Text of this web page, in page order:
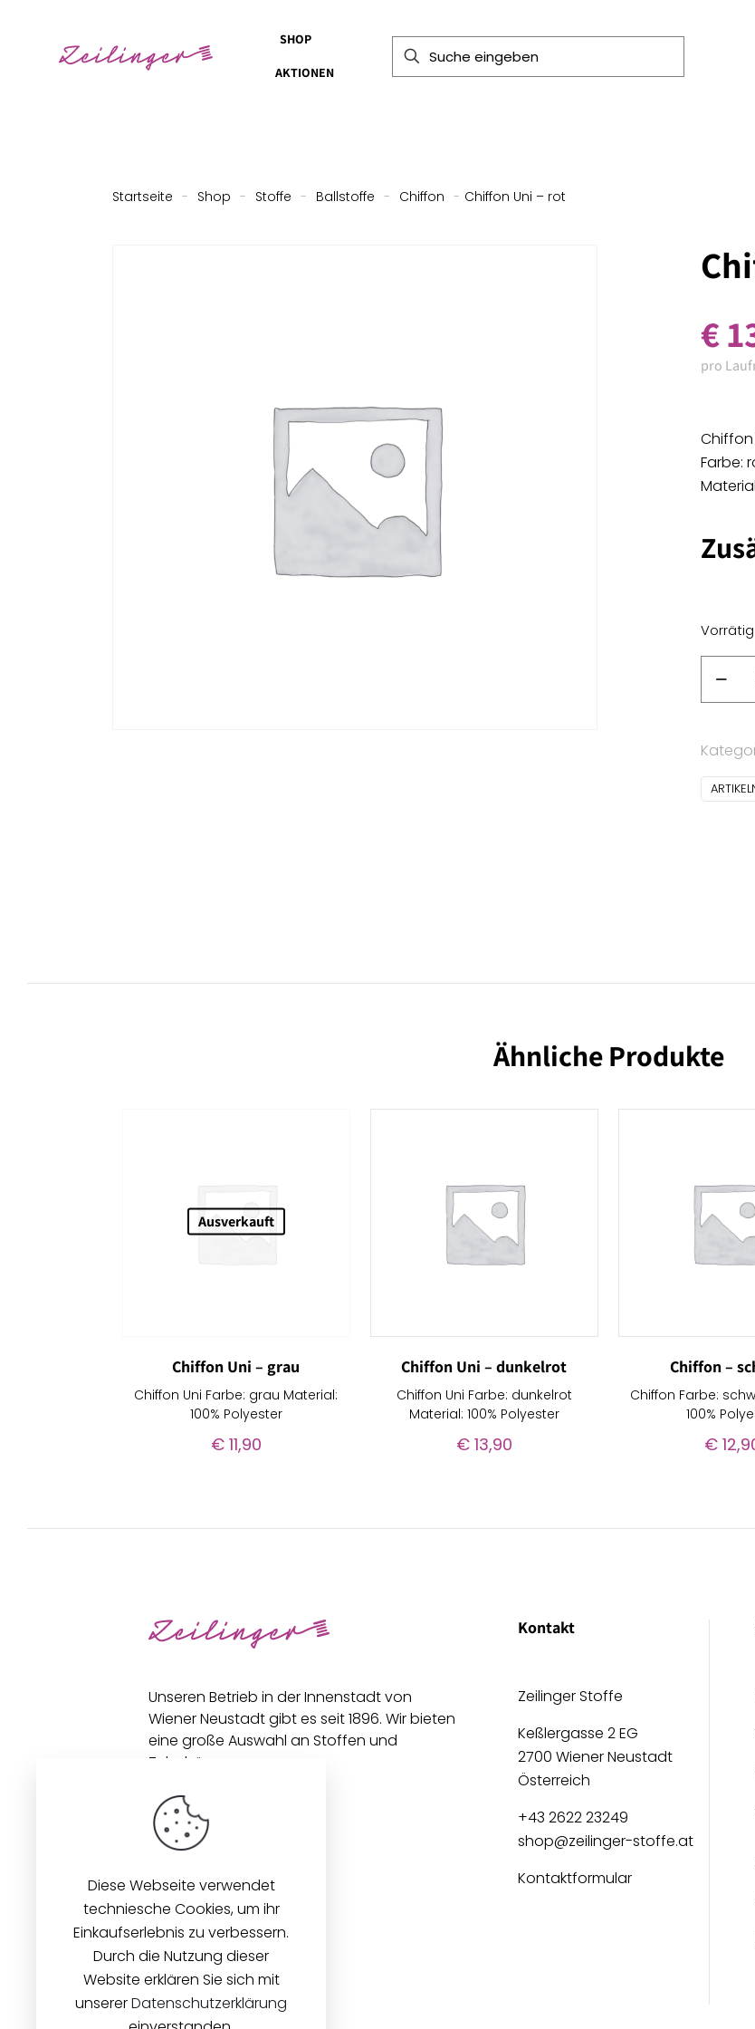
SHOP
AKTIONEN
Startseite - Shop - Stoffe - Ballstoffe - Chiffon - Chiffon Uni – rot
€
pro
Chiffon
Farbe:
Vorrätig
Menge
Ähnliche Produkte
Ausverkauft
Chiffon Uni – grau
Chiffon Uni Farbe: grau Material:
100% Polyester
€11,90
Chiffon Uni – dunkelrot
Chiffon Uni Farbe: dunkelrot
Material: 100% Polyester
€13,90
Chiffon –
Chiffon Farbe:
100%
€
Unseren Betrieb in der Innenstadt von
Wiener Neustadt gibt es seit 1896. Wir bieten
eine große Auswahl an Stoffen und
Zubehör an.
Kontakt
Zeilinger Stoffe
Keßlergasse 2 EG
2700 Wiener Neustadt
Österreich
+43 2622 23249
shop@zeilinger-stoffe.at
Kontaktformular
Diese Webseite verwendet
techniesche Cookies, um ihr
Einkaufserlebnis zu verbessern.
Durch die Nutzung dieser
Website erklären Sie sich mit
unsererDatenschutzerklärung